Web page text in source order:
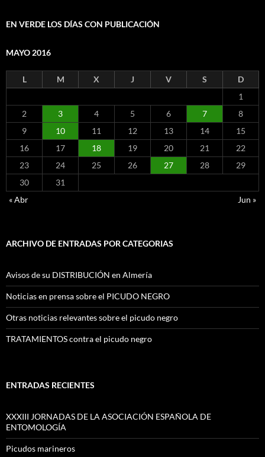
EN VERDE LOS DÍAS CON PUBLICACIÓN
MAYO 2016
L M X J V S
D
1
2
3 4 5 6 7
8
9
10 11 12 13 14
15
16
17 18 19 20 21
22
23
24 25 26 27 28
29
30
31
« Abr
Jun »
ARCHIVO DE ENTRADAS POR CATEGORIAS
Avisos de su DISTRIBUCIÓN en Almería
Noticias en prensa sobre el PICUDO NEGRO
Otras noticias relevantes sobre el picudo negro
TRATAMIENTOS contra el picudo negro
ENTRADAS RECIENTES
XXXIII JORNADAS DE LA ASOCIACIÓN ESPAÑOLA DE
ENTOMOLOGÍA
Picudos marineros